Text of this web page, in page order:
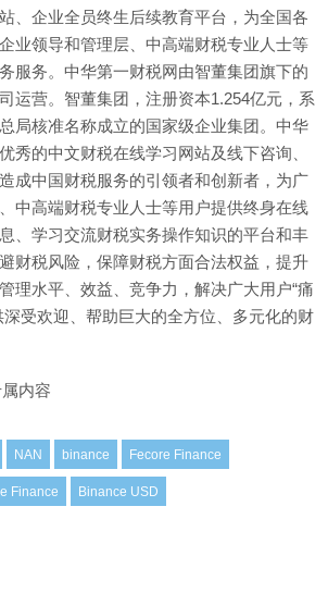
、企业全员终生后续教育平台，为全国各
业领导和管理层、中高端财税专业人士等
服务。中华第一财税网由智董集团旗下的
运营。智董集团，注册资本1.254亿元，系
局核准名称成立的国家级企业集团。中华
秀的中文财税在线学习网站及线下咨询、
成中国财税服务的引领者和创新者，为广
中高端财税专业人士等用户提供终身在线
、学习交流财税实务操作知识的平台和丰
财税风险，保障财税方面合法权益，提升
理水平、效益、竞争力，解决广大用户“痛
深受欢迎、帮助巨大的全方位、多元化的财
内容
NAN binance Fecore Finance
Finance Binance USD